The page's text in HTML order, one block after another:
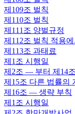
제109조 벌칙
제110조 벌칙
제111조 양벌규정
제112조 벌칙 적용
제113조 과태료
제1조 시행일
제2조 — 부터 제14
제15조 다른 법률의
제16조 — 생략 부칙
제1조 시행일